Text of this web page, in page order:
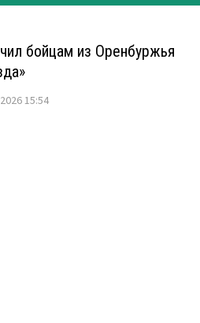
бойцам из Оренбуржья
15:54